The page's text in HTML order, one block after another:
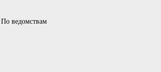
По ведомствам